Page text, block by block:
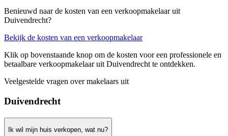
Benieuwd naar de kosten van een verkoopmakelaar uit
Duivendrecht?
Bekijk de kosten van een verkoopmakelaar
Klik op bovenstaande knop om de kosten voor een professionele en
betaalbare verkoopmakelaar uit Duivendrecht te ontdekken.
Veelgestelde vragen over makelaars uit
Duivendrecht
Ik wil mijn huis verkopen, wat nu?